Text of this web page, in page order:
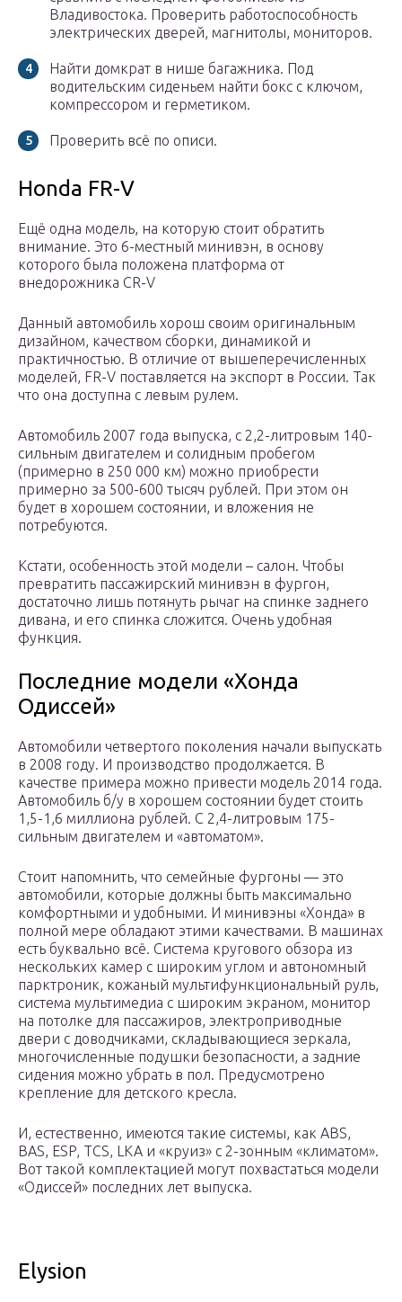
Владивостока. Проверить работоспособность
электрических дверей, магнитолы, мониторов.
Найти домкрат в нише багажника. Под
водительским сиденьем найти бокс с ключом,
компрессором и герметиком.
Проверить всё по описи.
Honda FR-V
Ещё одна модель, на которую стоит обратить
внимание. Это 6-местный минивэн, в основу
которого была положена платформа от
внедорожника CR-V
Данный автомобиль хорош своим оригинальным
дизайном, качеством сборки, динамикой и
практичностью. В отличие от вышеперечисленных
моделей, FR-V поставляется на экспорт в России. Так
что она доступна с левым рулем.
Автомобиль 2007 года выпуска, с 2,2-литровым 140-
сильным двигателем и солидным пробегом
(примерно в 250 000 км) можно приобрести
примерно за 500-600 тысяч рублей. При этом он
будет в хорошем состоянии, и вложения не
потребуются.
Кстати, особенность этой модели – салон. Чтобы
превратить пассажирский минивэн в фургон,
достаточно лишь потянуть рычаг на спинке заднего
дивана, и его спинка сложится. Очень удобная
функция.
Последние модели «Хонда
Одиссей»
Автомобили четвертого поколения начали выпускать
в 2008 году. И производство продолжается. В
качестве примера можно привести модель 2014 года.
Автомобиль б/у в хорошем состоянии будет стоить
1,5-1,6 миллиона рублей. С 2,4-литровым 175-
сильным двигателем и «автоматом».
Стоит напомнить, что семейные фургоны — это
автомобили, которые должны быть максимально
комфортными и удобными. И минивэны «Хонда» в
полной мере обладают этими качествами. В машинах
есть буквально всё. Система кругового обзора из
нескольких камер с широким углом и автономный
парктроник, кожаный мультифункциональный руль,
система мультимедиа с широким экраном, монитор
на потолке для пассажиров, электроприводные
двери с доводчиками, складывающиеся зеркала,
многочисленные подушки безопасности, а задние
сидения можно убрать в пол. Предусмотрено
крепление для детского кресла.
И, естественно, имеются такие системы, как ABS,
BAS, ESP, TCS, LKA и «круиз» с 2-зонным «климатом».
Вот такой комплектацией могут похвастаться модели
«Одиссей» последних лет выпуска.
Elysion